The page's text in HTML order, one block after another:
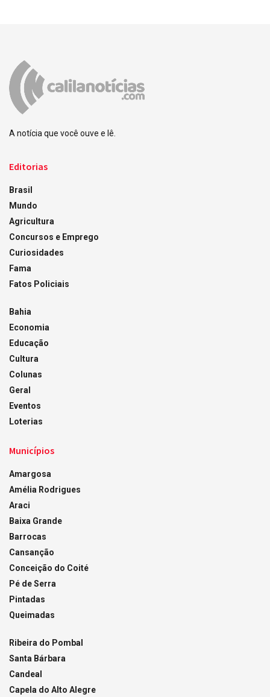
A notícia que você ouve e lê.
Editorias
Brasil
Mundo
Agricultura
Concursos e Emprego
Curiosidades
Fama
Fatos Policiais
Bahia
Economia
Educação
Cultura
Colunas
Geral
Eventos
Loterias
Municípios
Amargosa
Amélia Rodrigues
Araci
Baixa Grande
Barrocas
Cansanção
Conceição do Coité
Pé de Serra
Pintadas
Queimadas
Ribeira do Pombal
Santa Bárbara
Candeal
Capela do Alto Alegre